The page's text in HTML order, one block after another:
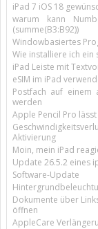
iPad 7 iOS 18
warum kann
(summe(B3:B92))
Windowbasiertes
Wie installiere ich ein
iPad Leiste mit
eSIM im iPad
Postfach auf einem
werden
Apple Pencil Pro lässt
Aktivierung
Moin, mein iPad
Update 26.5.2 eines
Software-Update
Dokumente über
öffnen
AppleCare